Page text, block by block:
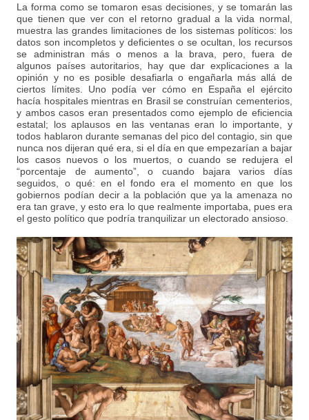
La forma como se tomaron esas decisiones, y se tomarán las
que tienen que ver con el retorno gradual a la vida normal,
muestra las grandes limitaciones de los sistemas políticos: los
datos son incompletos y deficientes o se ocultan, los recursos
se administran más o menos a la brava, pero, fuera de
algunos países autoritarios, hay que dar explicaciones a la
opinión y no es posible desafiarla o engañarla más allá de
ciertos límites. Uno podía ver cómo en España el ejército
hacía hospitales mientras en Brasil se construían cementerios,
y ambos casos eran presentados como ejemplo de eficiencia
estatal; los aplausos en las ventanas eran lo importante, y
todos hablaron durante semanas del pico del contagio, sin que
nunca nos dijeran qué era, si el día en que empezarían a bajar
los casos nuevos o los muertos, o cuando se redujera el
“porcentaje de aumento”, o cuando bajara varios días
seguidos, o qué: en el fondo era el momento en que los
gobiernos podían decir a la población que ya la amenaza no
era tan grave, y esto era lo que realmente importaba, pues era
el gesto político que podría tranquilizar un electorado ansioso.